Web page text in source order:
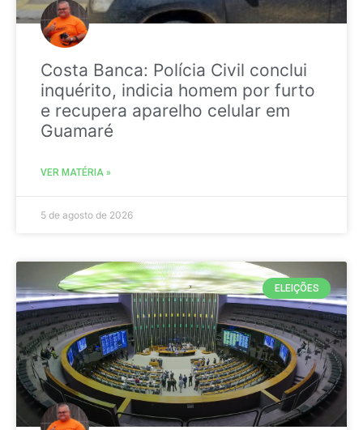
Costa Banca: Polícia Civil conclui
inquérito, indicia homem por furto
e recupera aparelho celular em
Guamaré
VER MATÉRIA »
5 de agosto de 2026
ELEIÇÕES